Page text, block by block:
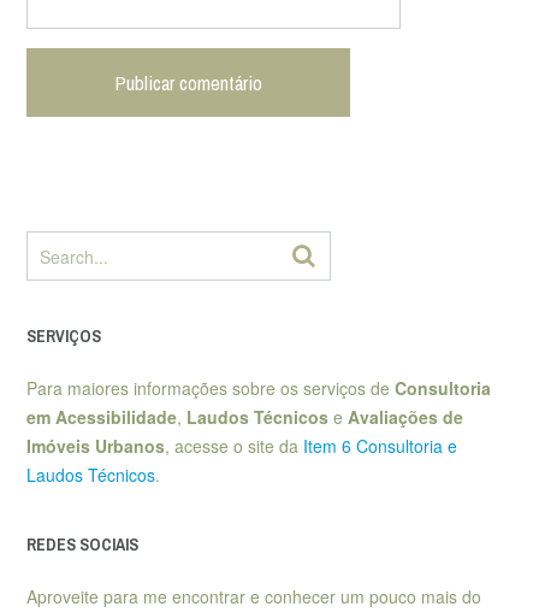
SERVIÇOS
Para maiores informações sobre os serviços de Consultoria
em Acessibilidade, Laudos Técnicos e Avaliações de
Imóveis Urbanos, acesse o site da Item 6 Consultoria e
Laudos Técnicos.
REDES SOCIAIS
Aproveite para me encontrar e conhecer um pouco mais do